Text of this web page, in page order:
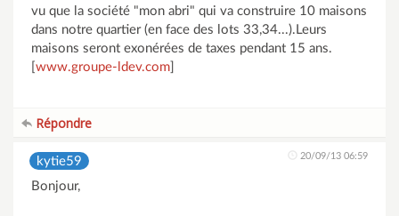
vu que la société "mon abri" qui va construire 10 maisons
dans notre quartier (en face des lots 33,34...).Leurs
maisons seront exonérées de taxes pendant 15 ans.
www.groupe-ldev.com
Répondre
kytie59 20/09/13 06:59
Bonjour,